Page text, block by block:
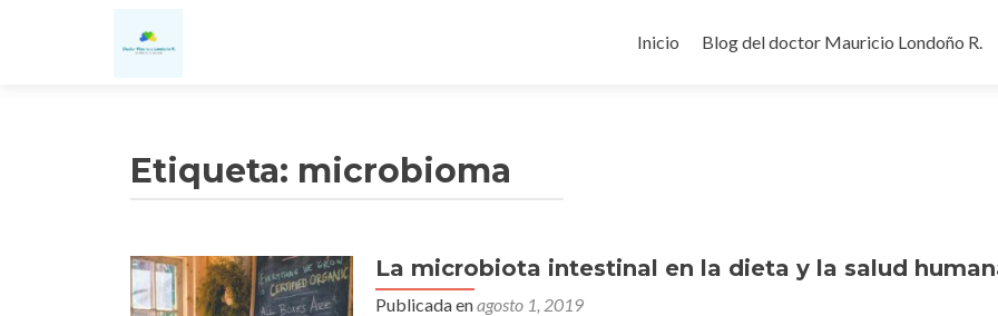
al
Inicio Blog del doctor Mauricio Londoño R.
Etiqueta: microbioma
La microbiota intestinal en la dieta y la salud
Publicada enagosto 1, 2019